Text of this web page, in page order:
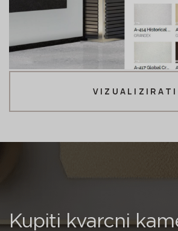
VIZUALIZIRATI
Kupiti kvarcni